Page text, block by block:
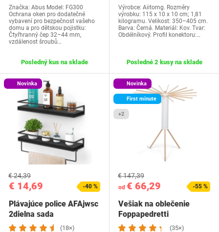
Značka: Abus Model: FG300
Ochrana oken pro dodatečné
vybavení pro bezpečnost vašeho
domu a pro dětskou pojistku:
Čtyřhranný čep 32–44 mm,
vzdálenost šroubů…
Posledný kus na sklade
Výrobce: Aiitomg. Rozměry
výrobku: 115 x 10 x 10 cm; 1,81
kilogramu. Velikost: 350–405 cm.
Barva: Černá. Materiál: Kov. Tvar:
Obdélníkový. Profil konektoru:…
Posledné 2 kusy na sklade
Novinka
€ 14,69
€ 24,39
-40 %
Plávajúce police AFAjwsc
2dielna sada
(18×)
Novinka
First minute
+2
od € 66,29
€ 147,39
-55 %
Vešiak na oblečenie
Foppapedretti
9900424303
(35×)